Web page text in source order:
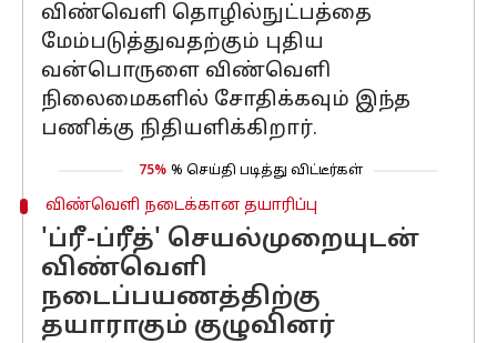
விண்வெளி தொழில்நுட்பத்தை
மேம்படுத்துவதற்கும் புதிய
வன்பொருளை விண்வெளி
நிலைமைகளில் சோதிக்கவும் இந்த
பணிக்கு நிதியளிக்கிறார்.
75% % செய்தி படித்து விட்டீர்கள்
விண்வெளி நடைக்கான தயாரிப்பு
'ப்ரீ-ப்ரீத்' செயல்முறையுடன்
விண்வெளி
நடைப்பயணத்திற்கு
தயாராகும் குழுவினர்